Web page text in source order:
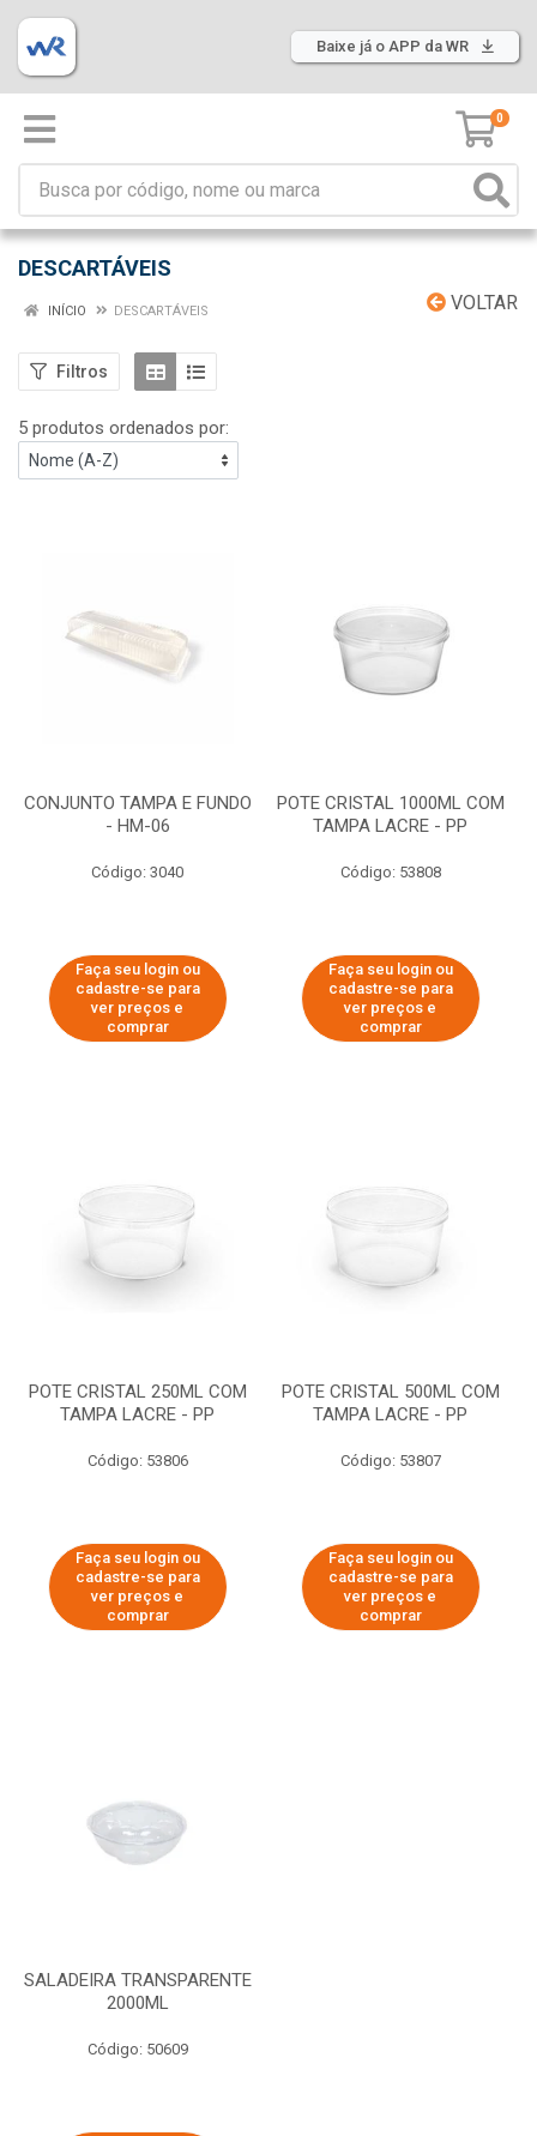
Baixe já o APP da WR
0
DESCARTÁVEIS
VOLTAR
INÍCIO DESCARTÁVEIS
Filtros
5 produtos ordenados por:
CONJUNTO TAMPA E FUNDO
- HM-06
Código: 3040
Faça seu login ou
cadastre-se para
ver preços e
comprar
POTE CRISTAL 1000ML COM
TAMPA LACRE - PP
Código: 53808
Faça seu login ou
cadastre-se para
ver preços e
comprar
POTE CRISTAL 250ML COM
TAMPA LACRE - PP
Código: 53806
Faça seu login ou
cadastre-se para
ver preços e
comprar
POTE CRISTAL 500ML COM
TAMPA LACRE - PP
Código: 53807
Faça seu login ou
cadastre-se para
ver preços e
comprar
SALADEIRA TRANSPARENTE
2000ML
Código: 50609